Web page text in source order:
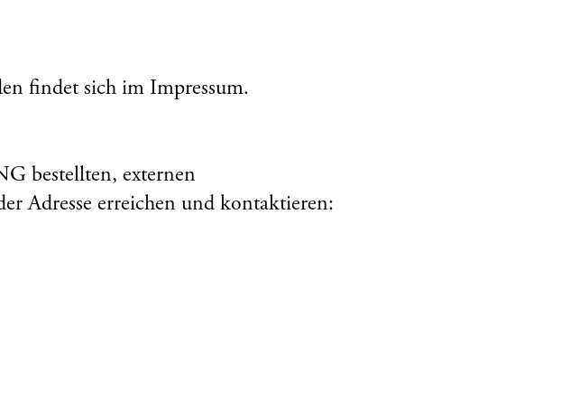
findet sich im Impressum.
bestellten, externen
Adresse erreichen und kontaktieren: